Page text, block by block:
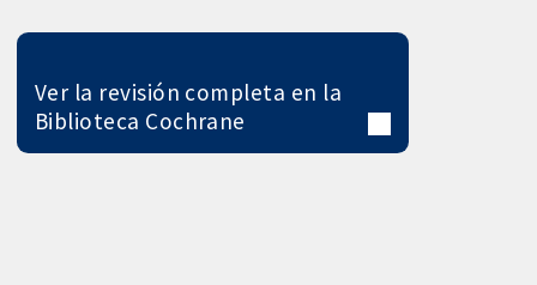
Ver la revisión completa en la
Biblioteca Cochrane